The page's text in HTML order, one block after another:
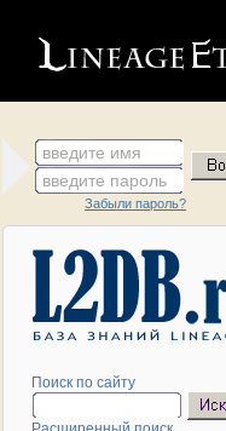
введите имя
введите пароль
Забыли пароль?
Поиск по сайту